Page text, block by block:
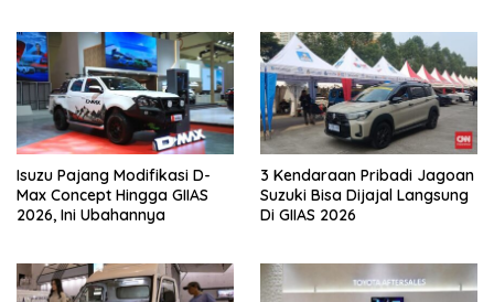
Isuzu Pajang Modifikasi D-
Max Concept Hingga GIIAS
2026, Ini Ubahannya
3 Kendaraan Pribadi Jagoan
Suzuki Bisa Dijajal Langsung
Di GIIAS 2026